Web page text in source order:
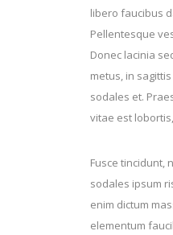
libero faucibus
Pellentesque
Donec lacinia
metus, in
sodales et.
vitae est
Fusce tincidunt,
sodales ipsum
enim dictum
elementum